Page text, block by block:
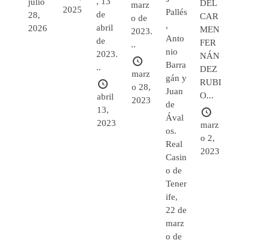
julio
28,
2026
2025
de
abril
de
2023.
..
abril
13,
2023
marz
o de
2023.
..
marz
o 28,
2023
Pallés
,
Anto
nio
Barra
gán y
Juan
de
Ával
os.
Real
Casin
o de
Tener
ife,
22 de
marz
o de
DEL
CAR
MEN
FER
NÁN
DEZ
RUBI
O...
marz
o 2,
2023